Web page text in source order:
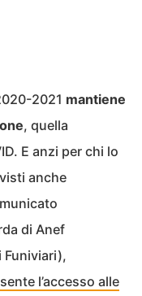
2021 mantiene
, quella
E anzi per chi lo
anche
di Anef
Funiviari),
l’accesso alle